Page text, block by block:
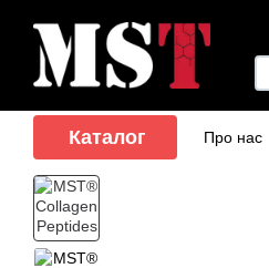
Каталог Про нас